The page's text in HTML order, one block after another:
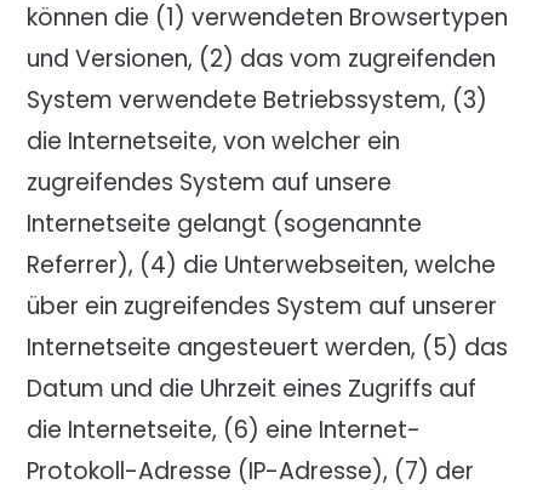
können die (1) verwendeten Browsertypen
und Versionen, (2) das vom zugreifenden
System verwendete Betriebssystem, (3)
die Internetseite, von welcher ein
zugreifendes System auf unsere
Internetseite gelangt (sogenannte
Referrer), (4) die Unterwebseiten, welche
über ein zugreifendes System auf unserer
Internetseite angesteuert werden, (5) das
Datum und die Uhrzeit eines Zugriffs auf
die Internetseite, (6) eine Internet-
Protokoll-Adresse (IP-Adresse), (7) der